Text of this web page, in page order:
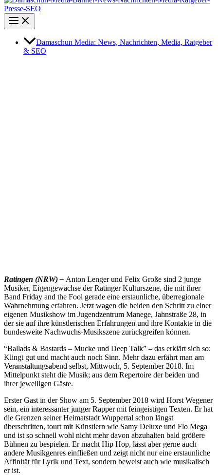
Damaschun Media: News, Nachrichten, Media, Ratgeber
& SEO
Ratingen (NRW) – Anton Lenger und Felix Große sind 2 junge
Musiker, Eigengewächse der Ratinger Kulturszene, die mit ihrer
Band Friday and the Fool gerade eine erstaunliche, überregionale
Wahrnehmung erfahren. Jetzt wagen die beiden den Schritt zu einer
eigenen Musikshow im Jugendzentrum Manege, Jahnstraße 28, in
der sie auf ihre künstlerischen Erfahrungen und ihre Kontakte in die
bundesweite Nachwuchs-Musikszene zurückgreifen können.
“Ballads & Bastards – Mucke und Deep Talk” – das erklärt sich so:
Klingt gut und macht auch noch Sinn. Mehr dazu erfährt man am
Veranstaltungsabend selbst, Mittwoch, 5. September 2018. Im
Mittelpunkt steht die Musik; aus dem Repertoire der beiden und
ihrer jeweiligen Gäste.
Erster Gast in der Show am 5. September 2018 wird Horst Wegener
sein, ein interessanter junger Rapper mit feingeistigen Texten. Er hat
die Grenzen seiner Heimatstadt Wuppertal schon längst
überschritten, tourt mit Künstlern wie Samy Deluxe und Flo Mega
und ist so schnell wohl nicht mehr davon abzuhalten bald größere
Bühnen zu bespielen. Er macht Hip Hop, lässt aber gerne auch
andere Musikgenres einfließen und zeigt nicht nur eine erstaunliche
Affinität für Lyrik und Text, sondern beweist auch wie musikalisch
er ist.